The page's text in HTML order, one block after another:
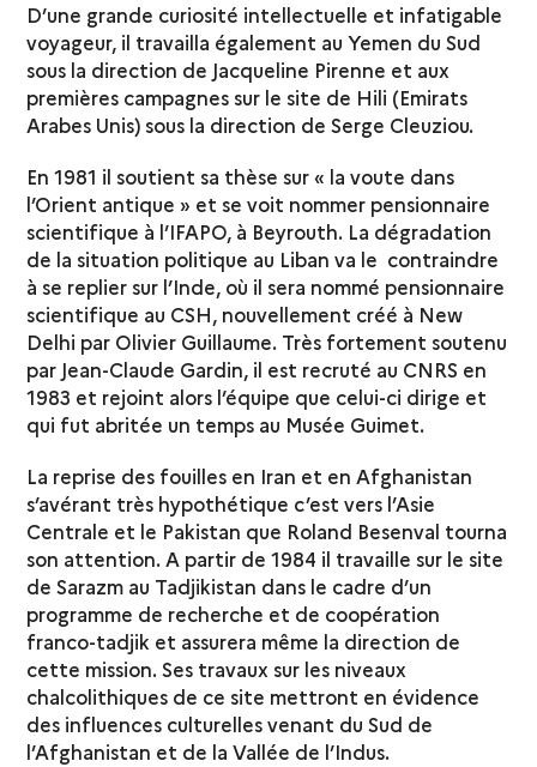
D’une grande curiosité intellectuelle et infatigable
voyageur, il travailla également au Yemen du Sud
sous la direction de Jacqueline Pirenne et aux
premières campagnes sur le site de Hili (Emirats
Arabes Unis) sous la direction de Serge Cleuziou.
En 1981 il soutient sa thèse sur « la voute dans
l’Orient antique » et se voit nommer pensionnaire
scientifique à l’IFAPO, à Beyrouth. La dégradation
de la situation politique au Liban va le contraindre
à se replier sur l’Inde, où il sera nommé pensionnaire
scientifique au CSH, nouvellement créé à New
Delhi par Olivier Guillaume. Très fortement soutenu
par Jean-Claude Gardin, il est recruté au CNRS en
1983 et rejoint alors l’équipe que celui-ci dirige et
qui fut abritée un temps au Musée Guimet.
La reprise des fouilles en Iran et en Afghanistan
s’avérant très hypothétique c’est vers l’Asie
Centrale et le Pakistan que Roland Besenval tourna
son attention. A partir de 1984 il travaille sur le site
de Sarazm au Tadjikistan dans le cadre d’un
programme de recherche et de coopération
franco-tadjik et assurera même la direction de
cette mission. Ses travaux sur les niveaux
chalcolithiques de ce site mettront en évidence
des influences culturelles venant du Sud de
l’Afghanistan et de la Vallée de l’Indus.